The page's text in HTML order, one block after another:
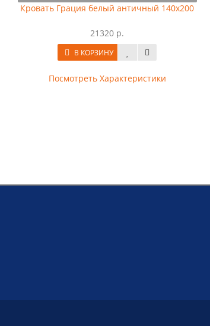
Кровать Грация белый античный 140х200
21320 р.
В КОРЗИНУ
Посмотреть Характеристики